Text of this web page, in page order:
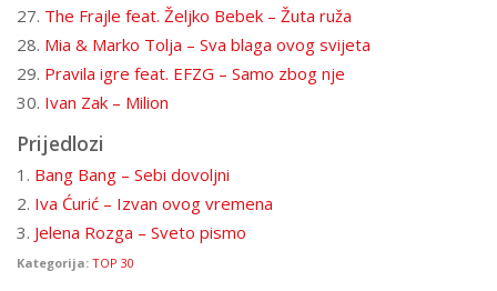
27. The Frajle feat. Željko Bebek – Žuta ruža
28. Mia & Marko Tolja – Sva blaga ovog svijeta
29. Pravila igre feat. EFZG – Samo zbog nje
30. Ivan Zak – Milion
Prijedlozi
1. Bang Bang – Sebi dovoljni
2. Iva Ćurić – Izvan ovog vremena
3. Jelena Rozga – Sveto pismo
Kategorija: TOP 30